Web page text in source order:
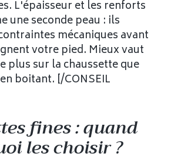
L'épaisseur et les renforts
une seconde peau : ils
mécaniques avant
votre pied. Mieux vaut
plus sur la chaussette que
boitant. [/CONSEIL
fines : quand
les choisir ?